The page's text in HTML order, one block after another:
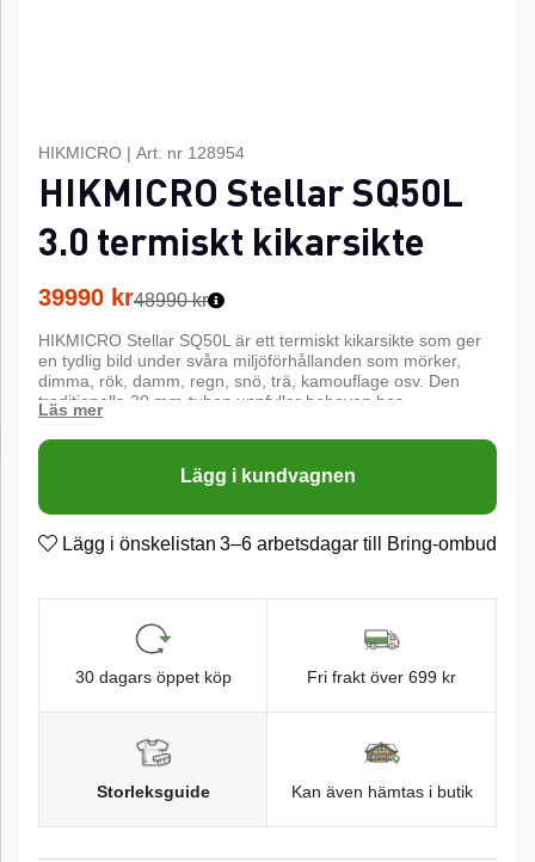
HIKMICRO | Art. nr 128954
HIKMICRO Stellar SQ50L
3.0 termiskt kikarsikte
39990 kr48990 kr
HIKMICRO Stellar SQ50L är ett termiskt kikarsikte som ger
en tydlig bild under svåra miljöförhållanden som mörker,
dimma, rök, damm, regn, snö, trä, kamouflage osv. Den
traditionella 30 mm-tuben uppfyller behoven hos
professionella jägare som värdesätter traditioner och söker
teknisk överlägsenhet.
Lägg i kundvagnen
Lägg i önskelistan 3–6 arbetsdagar till Bring-ombud
30 dagars öppet köp Fri frakt över 699 kr
Storleksguide Kan även hämtas i butik